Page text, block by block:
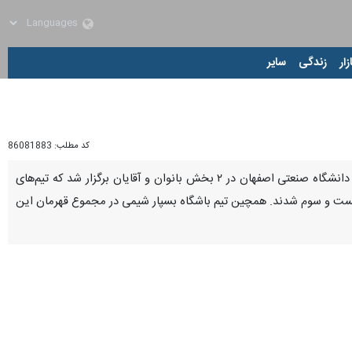
زندگی سایر
کد مطلب: 86081883